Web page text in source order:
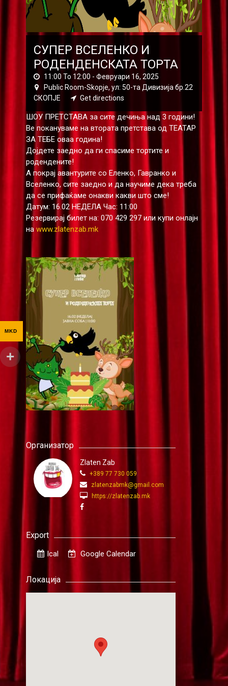
СУПЕР ВСЕЛЕНКО И
РОДЕНДЕНСКАТА ТОРТА
11:00 To 12:00 - Февруари 16, 2025
Public Room-Skopje, ул: 50-та Дивизија бр.22
СКОПЈЕ
Get directions
ШОУ ПРЕТСТАВА за сите дечиња над 3 години!
Ве покануваме на втората претстава од ТЕАТАР
ЗА ТЕБЕ оваа година!
Дојдете заедно да ги спасиме тортите и
родендените!
А покрај авантурите со Еленко, Гавранко и
Вселенко, сите заедно и да научиме дека треба
да се прифаќаме онакви какви што сме!
Датум: 16.02 НЕДЕЛА Час: 11:00
Резервирај билет на: 070 429 297 или купи онлајн
на www.zlatenzab.mk
Организатор
Zlaten Zab
+389 77 730 059
zlatenzabmk@gmail.com
https://zlatenzab.mk
Export
Ical Google Calendar
Локација
MKD